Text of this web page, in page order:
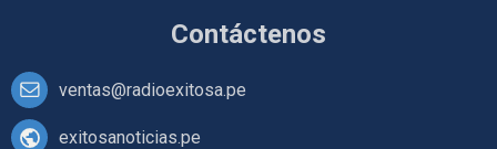
Contáctenos
ventas@radioexitosa.pe
exitosanoticias.pe